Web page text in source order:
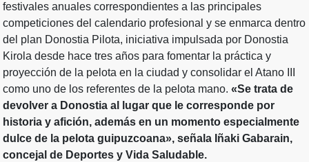
festivales anuales correspondientes a las principales
competiciones del calendario profesional y se enmarca dentro
del plan Donostia Pilota, iniciativa impulsada por Donostia
Kirola desde hace tres años para fomentar la práctica y
proyección de la pelota en la ciudad y consolidar el Atano III
como uno de los referentes de la pelota mano. «Se trata de
devolver a Donostia al lugar que le corresponde por
historia y afición, además en un momento especialmente
dulce de la pelota guipuzcoana», señala Iñaki Gabarain,
concejal de Deportes y Vida Saludable.